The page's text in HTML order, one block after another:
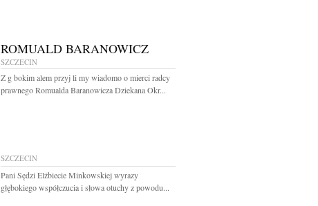
ROMUALD BARANOWICZ
SZCZECIN
Z g bokim alem przyj li my wiadomo o mierci radcy
prawnego Romualda Baranowicza Dziekana Okr...
SZCZECIN
Pani Sędzi Elżbiecie Minkowskiej wyrazy
głębokiego współczucia i słowa otuchy z powodu...